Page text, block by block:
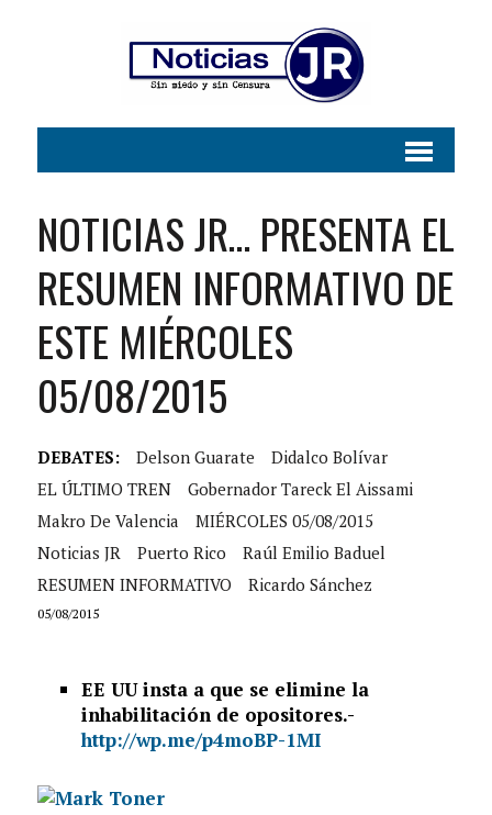
NOTICIAS JR… PRESENTA EL
RESUMEN INFORMATIVO DE
ESTE MIÉRCOLES
05/08/2015
DEBATES: Delson Guarate
Didalco Bolívar
EL ÚLTIMO TREN
Gobernador Tareck El Aissami
Makro De Valencia
MIÉRCOLES 05/08/2015
Noticias JR
Puerto Rico
Raúl Emilio Baduel
RESUMEN INFORMATIVO
Ricardo Sánchez
05/08/2015
EE UU insta a que se elimine la
inhabilitación de opositores.-
http://wp.me/p4moBP-1MI